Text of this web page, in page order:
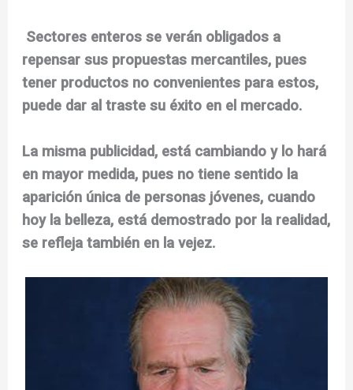
Sectores enteros se verán obligados a
repensar sus propuestas mercantiles, pues
tener productos no convenientes para estos,
puede dar al traste su éxito en el mercado.
La misma publicidad, está cambiando y lo hará
en mayor medida, pues no tiene sentido la
aparición única de personas jóvenes, cuando
hoy la belleza, está demostrado por la realidad,
se refleja también en la vejez.